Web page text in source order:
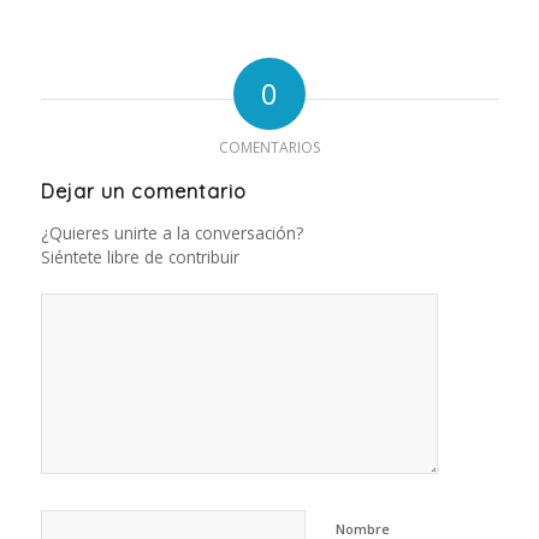
0
COMENTARIOS
Dejar un comentario
¿Quieres unirte a la conversación?
Siéntete libre de contribuir
Nombre